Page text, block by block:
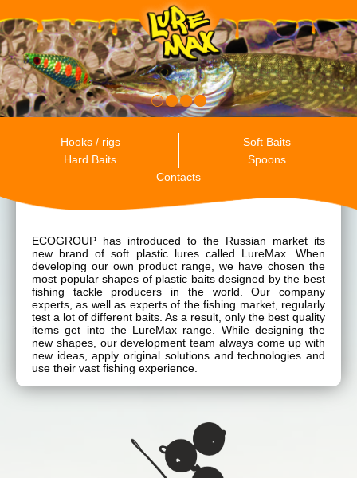
ENG
ES
Hooks / rigs
Soft Baits
Hard Baits
Spoons
Contacts
ECOGROUP has introduced to the Russian market its
new brand of soft plastic lures called LureMax. When
developing our own product range, we have chosen the
most popular shapes of plastic baits designed by the best
fishing tackle producers in the world. Our company
experts, as well as experts of the fishing market, regularly
test a lot of different baits. As a result, only the best quality
items get into the LureMax range. While designing the
new shapes, our development team always come up with
new ideas, apply original solutions and technologies and
use their vast fishing experience.